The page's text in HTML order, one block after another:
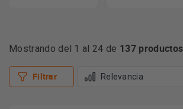
Mostrando del 1 al 24 de 137 productos
Filtrar